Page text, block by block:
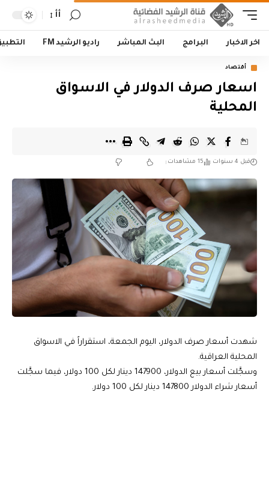
أأ
اخر الاخبار البرامج البث المباشر راديو الرشيد FM
أقتصاد
اسعار صرف الدولار في الاسواق
المحلية
قبل 4 سنوات 15 مشاهدات
شهدت أسعار صرف الدولار، اليوم الجمعة، استقراراً في الاسواق
المحلية العراقية.
وسجَّلت أسعار بيع الدولار، 147900 دينار لكل 100 دولار، فيما سجَّلت
أسعار شراء الدولار 147800 دينار لكل 100 دولار.